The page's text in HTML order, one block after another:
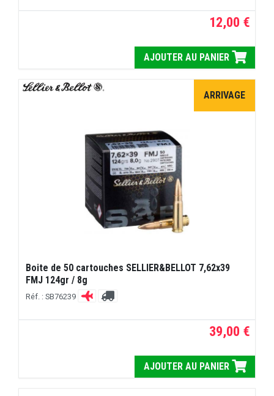
12,00 €
AJOUTER AU PANIER
ARRIVAGE
Boite de 50 cartouches SELLIER&BELLOT 7,62x39
FMJ 124gr / 8g
Réf. : SB76239
39,00 €
AJOUTER AU PANIER